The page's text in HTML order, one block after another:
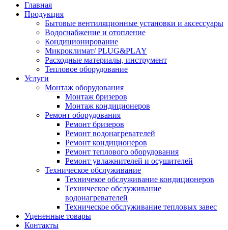
Главная
Продукция
Бытовые вентиляционные установки и аксессуары
Водоснабжение и отопление
Кондиционирование
Микроклимат/ PLUG&PLAY
Расходные материалы, инструмент
Тепловое оборудование
Услуги
Монтаж оборудования
Монтаж бризеров
Монтаж кондиционеров
Ремонт оборудования
Ремонт бризеров
Ремонт водонагревателей
Ремонт кондиционеров
Ремонт теплового оборудования
Ремонт увлажнителей и осушителей
Техническое обслуживание
Техничекое обслуживание кондиционеров
Техническое обслуживание
водонагревателей
Техническое обслуживание тепловых завес
Уцененные товары
Контакты